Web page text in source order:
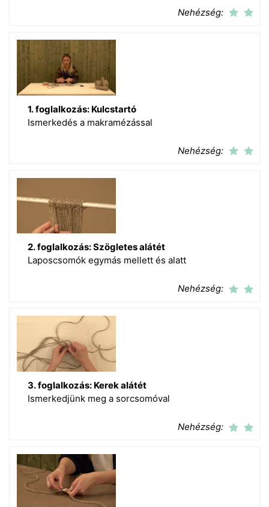
Nehézség:
1. foglalkozás: Kulcstartó
Ismerkedés a makramézással
Nehézség:
2. foglalkozás: Szögletes alátét
Laposcsomók egymás mellett és alatt
Nehézség:
3. foglalkozás: Kerek alátét
Ismerkedjünk meg a sorcsomóval
Nehézség: